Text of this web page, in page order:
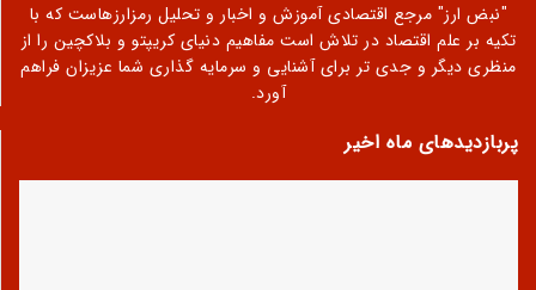
"نبض ارز" مرجع اقتصادی آموزش و اخبار و تحلیل رمزارزهاست که با
تکیه بر علم اقتصاد در تلاش است مفاهیم دنیای کریپتو و بلاکچین را از
منظری دیگر و جدی تر برای آشنایی و سرمایه گذاری شما عزیزان فراهم
آورد.
پربازدیدهای ماه اخیر